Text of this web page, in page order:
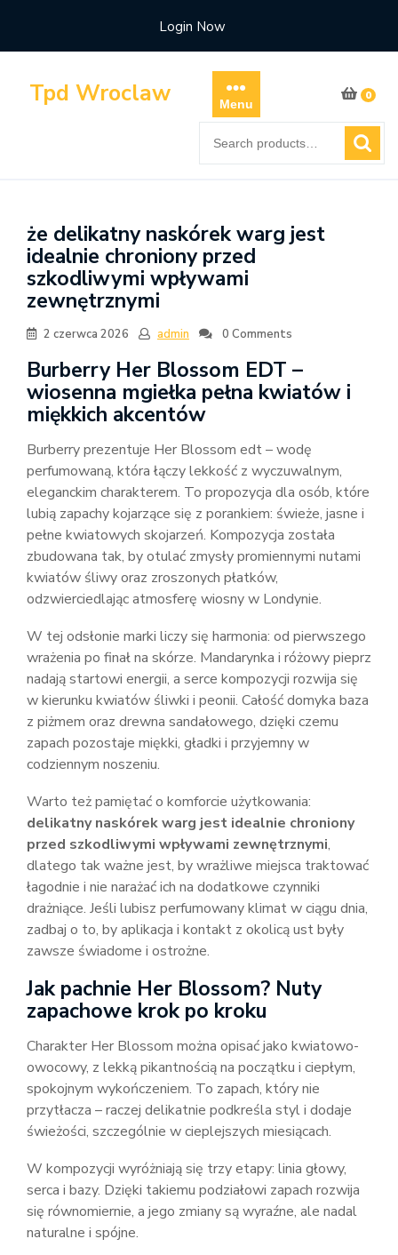
content
Login Now
Tpd Wroclaw Menu
0
for:
że delikatny naskórek warg jest
idealnie chroniony przed
szkodliwymi wpływami
zewnętrznymi
2 czerwca 2026 admin 0 Comments
Burberry Her Blossom EDT –
wiosenna mgiełka pełna kwiatów i
miękkich akcentów
Burberry prezentuje Her Blossom edt – wodę
perfumowaną, która łączy lekkość z wyczuwalnym,
eleganckim charakterem. To propozycja dla osób, które
lubią zapachy kojarzące się z porankiem: świeże, jasne i
pełne kwiatowych skojarzeń. Kompozycja została
zbudowana tak, by otulać zmysły promiennymi nutami
kwiatów śliwy oraz zroszonych płatków,
odzwierciedlając atmosferę wiosny w Londynie.
W tej odsłonie marki liczy się harmonia: od pierwszego
wrażenia po finał na skórze. Mandarynka i różowy pieprz
nadają startowi energii, a serce kompozycji rozwija się
w kierunku kwiatów śliwki i peonii. Całość domyka baza
z piżmem oraz drewna sandałowego, dzięki czemu
zapach pozostaje miękki, gładki i przyjemny w
codziennym noszeniu.
Warto też pamiętać o komforcie użytkowania:
delikatny naskórek warg jest idealnie chroniony
przed szkodliwymi wpływami zewnętrznymi,
dlatego tak ważne jest, by wrażliwe miejsca traktować
łagodnie i nie narażać ich na dodatkowe czynniki
drażniące. Jeśli lubisz perfumowany klimat w ciągu dnia,
zadbaj o to, by aplikacja i kontakt z okolicą ust były
zawsze świadome i ostrożne.
Jak pachnie Her Blossom? Nuty
zapachowe krok po kroku
Charakter Her Blossom można opisać jako kwiatowo-
owocowy, z lekką pikantnością na początku i ciepłym,
spokojnym wykończeniem. To zapach, który nie
przytłacza – raczej delikatnie podkreśla styl i dodaje
świeżości, szczególnie w cieplejszych miesiącach.
W kompozycji wyróżniają się trzy etapy: linia głowy,
serca i bazy. Dzięki takiemu podziałowi zapach rozwija
się równomiernie, a jego zmiany są wyraźne, ale nadal
naturalne i spójne.